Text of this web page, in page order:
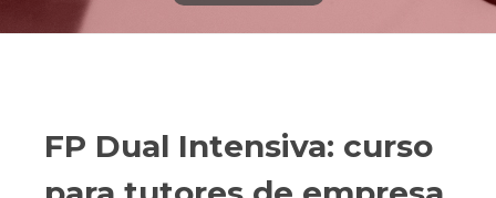
FP Dual Intensiva: curso